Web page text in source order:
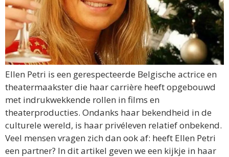
Ellen Petri is een gerespecteerde Belgische actrice en
theatermaakster die haar carrière heeft opgebouwd
met indrukwekkende rollen in films en
theaterproducties. Ondanks haar bekendheid in de
culturele wereld, is haar privéleven relatief onbekend.
Veel mensen vragen zich dan ook af: heeft Ellen Petri
een partner? In dit artikel geven we een kijkje in haar